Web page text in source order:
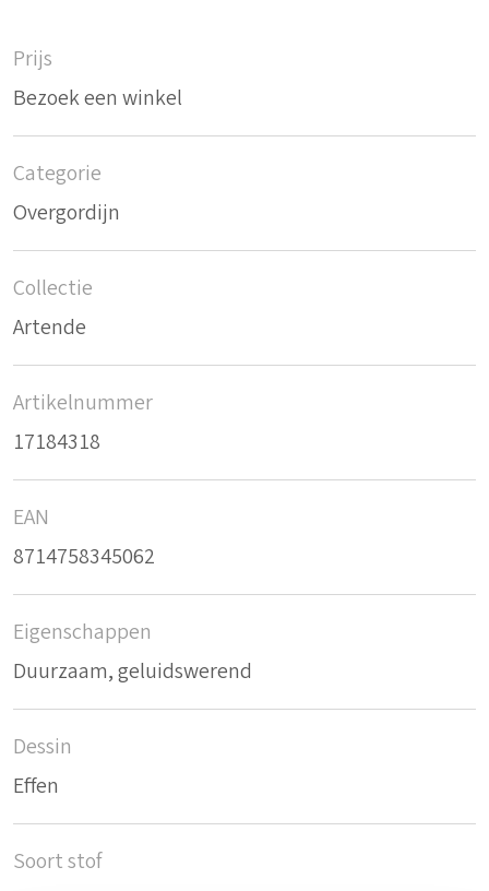
Prijs
Bezoek een winkel
Categorie
Overgordijn
Collectie
Artende
Artikelnummer
17184318
EAN
8714758345062
Eigenschappen
Duurzaam, geluidswerend
Dessin
Effen
Soort stof